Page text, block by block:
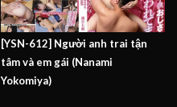
[YSN-612] Người anh trai tận
tâm và em gái (Nanami
Yokomiya)